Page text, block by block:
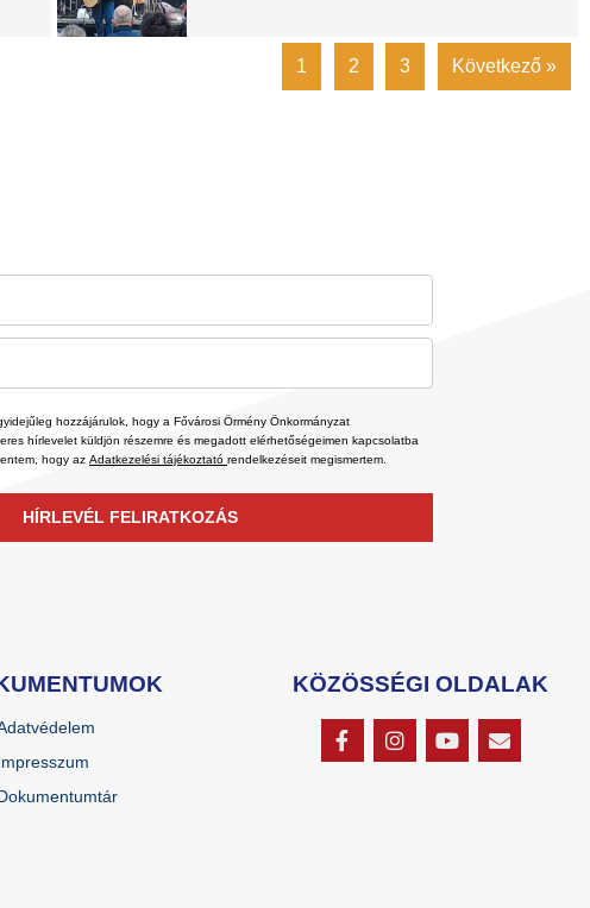
1 2 3 Következő »
hozzájárulok, hogy a Fővárosi Örmény Önkormányzat
hírlevelet küldjön részemre és megadott elérhetőségeimen kapcsolatba
hogy az Adatkezelési tájékoztató rendelkezéseit megismertem.
HÍRLEVÉL FELIRATKOZÁS
KÖZÖSSÉGI OLDALAK